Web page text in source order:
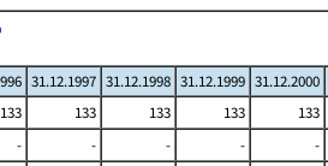
31.12.1997 31.12.1998 31.12.1999 31.12.2000
133 133 133 133 133
- - - - -